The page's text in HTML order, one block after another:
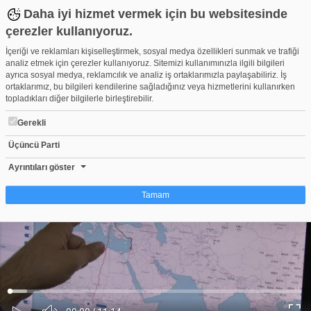
Daha iyi hizmet vermek için bu websitesinde
çerezler kullanıyoruz.
İçeriği ve reklamları kişiselleştirmek, sosyal medya özellikleri sunmak ve trafiği
analiz etmek için çerezler kullanıyoruz. Sitemizi kullanımınızla ilgili bilgileri
ayrıca sosyal medya, reklamcılık ve analiz iş ortaklarımızla paylaşabiliriz. İş
ortaklarımız, bu bilgileri kendilerine sağladığınız veya hizmetlerini kullanırken
topladıkları diğer bilgilerle birleştirebilir.
Gerekli
Üçüncü Parti
Ayrıntıları göster
Tamam
Çerez nedir?
Çerezler, web-sitelerinin, kullanıcıların deneyimlerini daha verimli hale getirmek
amacıyla kullandığı küçük metin dosyalarıdır. Yasalara göre, bu sitenin
işletilmesi için kesinlikle gerekli olan çerezleri cihazınıza yerleştirebiliyoruz.
Diğer çerez türleri için sizden izin almamız gerekiyor. Bu site farklı çerez türleri
kullanmaktadır. Bazı çerezler, sayfalarımızda yer alan üçüncü şahıs hizmetleri
tarafından yerleştirilir. İzniniz şu alanlar için geçerlidir: web.tv
Ses
Yüklendi:
0%
Yükleniyor:
Bursa Uluabat Gölü'nün en ünlü misafiri Yaren'in yavrusu Çad'da